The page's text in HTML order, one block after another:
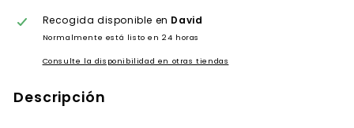
Recogida disponible en David
Normalmente está listo en 24 horas
Consulte la disponibilidad en otras tiendas
Descripción